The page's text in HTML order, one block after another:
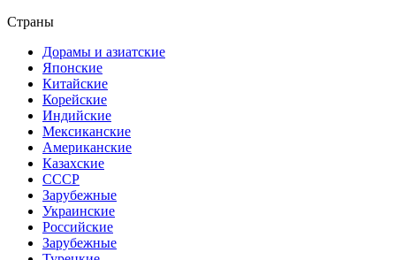
Страны
Дорамы и азиатские
Японские
Китайские
Корейские
Индийские
Мексиканские
Американские
Казахские
СССР
Зарубежные
Украинские
Российские
Зарубежные